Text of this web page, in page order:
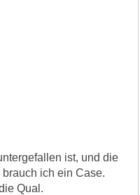
ist, und die
ich ein Case.
Qual.